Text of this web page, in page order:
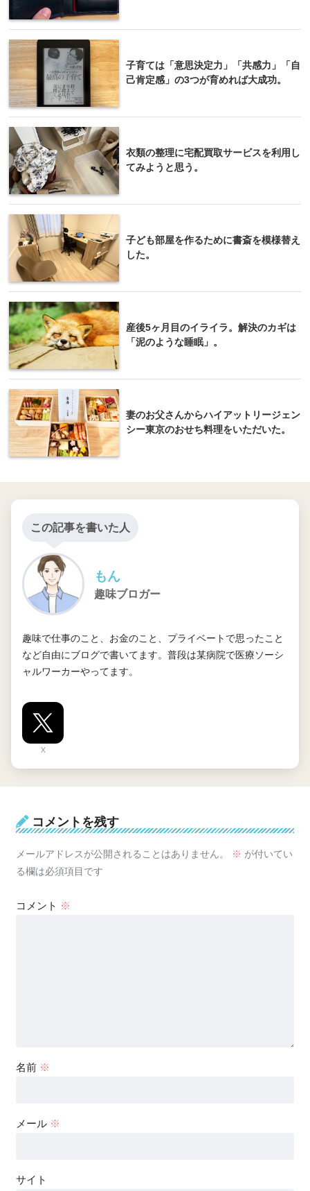
子育ては「意思決定力」「共感力」「自
己肯定感」の3つが育めれば大成功。
衣類の整理に宅配買取サービスを利用し
てみようと思う。
子ども部屋を作るために書斎を模様替え
した。
産後5ヶ月目のイライラ。解決のカギは
「泥のような睡眠」。
妻のお父さんからハイアットリージェン
シー東京のおせち料理をいただいた。
この記事を書いた人
もん
趣味ブロガー
趣味で仕事のこと、お金のこと、プライベートで思ったこと
など自由にブログで書いてます。普段は某病院で医療ソーシ
ャルワーカーやってます。
X
コメントを残す
メールアドレスが公開されることはありません。 ※ が付いてい
る欄は必須項目です
コメント ※
名前 ※
メール ※
サイト